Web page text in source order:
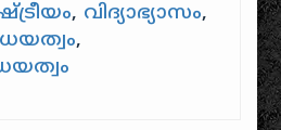
, വിദ്യാഭ്യാസം,
,